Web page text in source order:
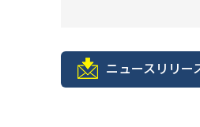
ニュースリリー